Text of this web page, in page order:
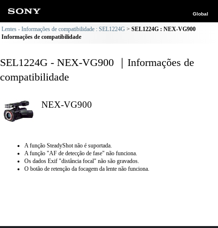
Global
Lentes - Informações de compatibilidade : SEL1224G
SEL1224G : NEX-VG900
Informações de compatibilidade
SEL1224G - NEX-VG900 ｜Informações de
compatibilidade
NEX-VG900
A função SteadyShot não é suportada.
A função "AF de detecção de fase" não funciona.
Os dados Exif "distância focal" não são gravados.
O botão de retenção da focagem da lente não funciona.